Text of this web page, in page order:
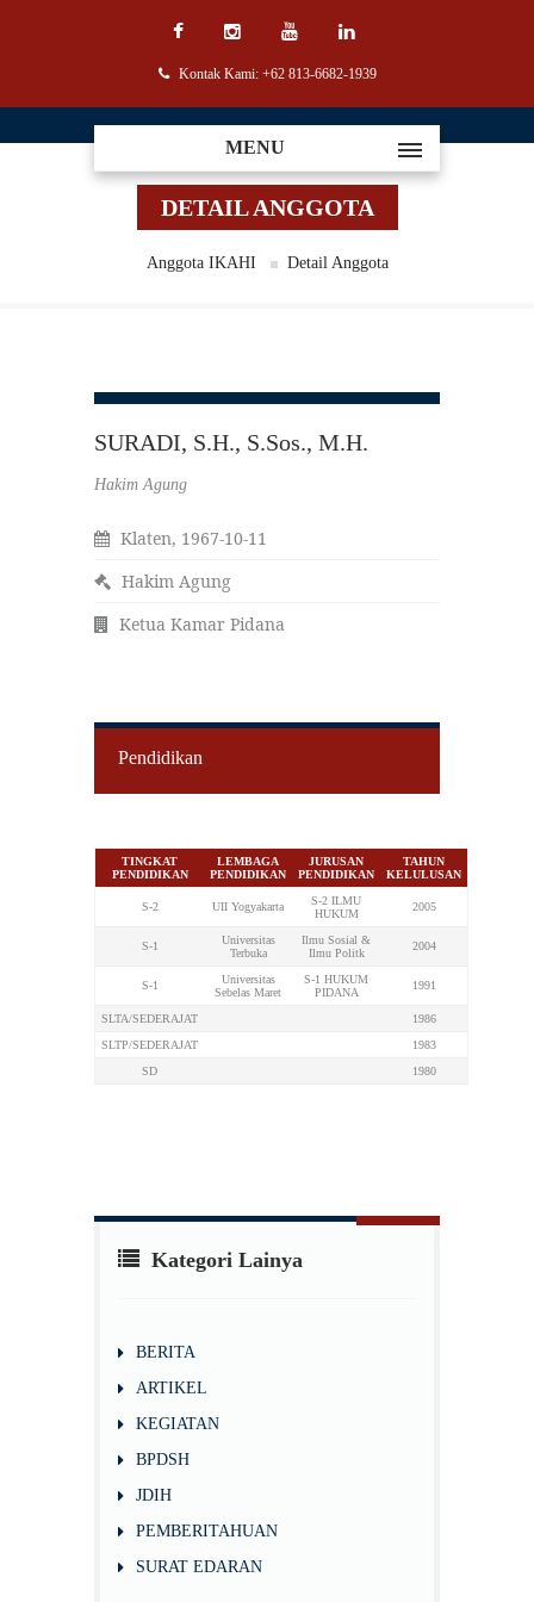
Kontak Kami: +62 813-6682-1939
MENU
DETAIL ANGGOTA
Anggota IKAHI Detail Anggota
SURADI, S.H., S.Sos., M.H.
Hakim Agung
Klaten, 1967-10-11
Hakim Agung
Ketua Kamar Pidana
Pendidikan
TINGKAT
PENDIDIKAN
LEMBAGA
PENDIDIKAN
JURUSAN
PENDIDIKAN
TAHUN
KELULUSAN
S-2 UII Yogyakarta
S-2 ILMU
HUKUM
2005
S-1
Universitas
Terbuka
Ilmu Sosial &
Ilmu Politk
2004
S-1
Universitas
Sebelas Maret
S-1 HUKUM
PIDANA
1991
SLTA/SEDERAJAT
1986
SLTP/SEDERAJAT
1983
SD
1980
Kategori Lainya
BERITA
ARTIKEL
KEGIATAN
BPDSH
JDIH
PEMBERITAHUAN
SURAT EDARAN